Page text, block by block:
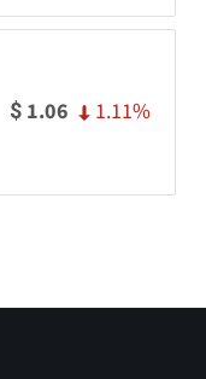
$ 1.06 1.11%